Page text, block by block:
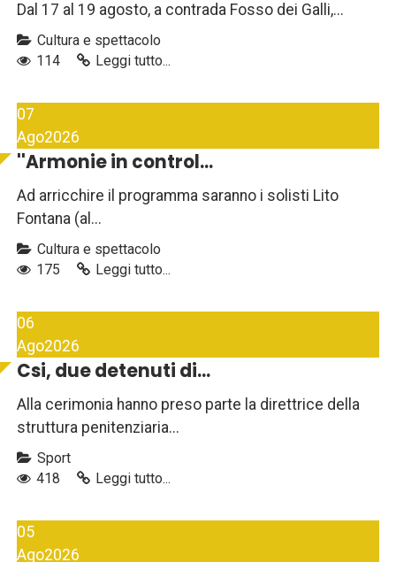
Dal 17 al 19 agosto, a contrada Fosso dei Galli,...
Cultura e spettacolo
114
Leggi tutto...
07
Ago2026
''Armonie in control...
Ad arricchire il programma saranno i solisti Lito
Fontana (al...
Cultura e spettacolo
175
Leggi tutto...
06
Ago2026
Csi, due detenuti di...
Alla cerimonia hanno preso parte la direttrice della
struttura penitenziaria...
Sport
418
Leggi tutto...
05
Ago2026